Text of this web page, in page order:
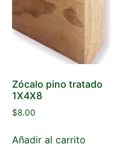
Zócalo pino tratado
1X4X8
$8.00
Añadir al carrito